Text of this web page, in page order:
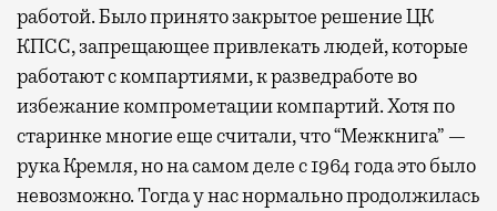
работой. Было принято закрытое решение ЦК
КПСС, запрещающее привлекать людей, которые
работают с компартиями, к разведработе во
избежание компрометации компартий. Хотя по
старинке многие еще считали, что “Межкнига” —
рука Кремля, но на самом деле с 1964 года это было
невозможно. Тогда у нас нормально продолжилась